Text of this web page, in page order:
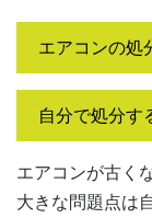
エアコンの処
自分で処分す
エアコンが古く
大きな問題点は